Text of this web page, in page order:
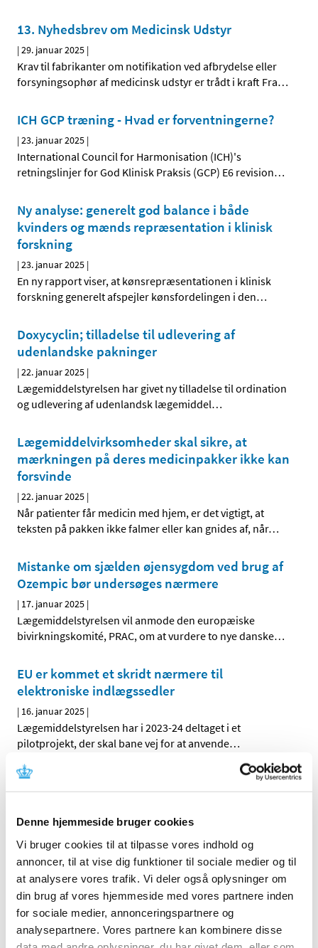
Denne hjemmeside bruger cookies
Vi bruger cookies til at tilpasse vores indhold og
annoncer, til at vise dig funktioner til sociale medier og til
at analysere vores trafik. Vi deler også oplysninger om
din brug af vores hjemmeside med vores partnere inden
for sociale medier, annonceringspartnere og
analysepartnere. Vores partnere kan kombinere disse
13. Nyhedsbrev om Medicinsk Udstyr
|29. januar 2025 |
Krav til fabrikanter om notifikation ved afbrydelse eller
forsyningsophør af medicinsk udstyr er trådt i kraft Fra…
ICH GCP træning - Hvad er forventningerne?
|23. januar 2025 |
International Council for Harmonisation (ICH)'s
retningslinjer for God Klinisk Praksis (GCP) E6 revision…
Ny analyse: generelt god balance i både
kvinders og mænds repræsentation i klinisk
forskning
|23. januar 2025 |
En ny rapport viser, at kønsrepræsentationen i klinisk
forskning generelt afspejler kønsfordelingen i den…
Doxycyclin; tilladelse til udlevering af
udenlandske pakninger
|22. januar 2025 |
Lægemiddelstyrelsen har givet ny tilladelse til ordination
og udlevering af udenlandsk lægemiddel…
Lægemiddelvirksomheder skal sikre, at
mærkningen på deres medicinpakker ikke kan
forsvinde
|22. januar 2025 |
Når patienter får medicin med hjem, er det vigtigt, at
teksten på pakken ikke falmer eller kan gnides af, når…
Mistanke om sjælden øjensygdom ved brug af
Ozempic bør undersøges nærmere
| 17. januar 2025 |
Lægemiddelstyrelsen vil anmode den europæiske
bivirkningskomité, PRAC, om at vurdere to nye danske…
EU er kommet et skridt nærmere til
elektroniske indlægssedler
| 16. januar 2025 |
Lægemiddelstyrelsen har i 2023-24 deltaget i et
pilotprojekt, der skal bane vej for at anvende…
Veoza (fezolinetant): risiko for
lægemiddelinduceret leverskade og nye
anbefalinger om monitorering af
leverfunktionen før og under behandling
15. januar 2025
Der er observeret alvorlig leverskade med fezolinetant.
Opfordring til ansøgninger om
markedsføringstilladelse for kritiske
lægemidler